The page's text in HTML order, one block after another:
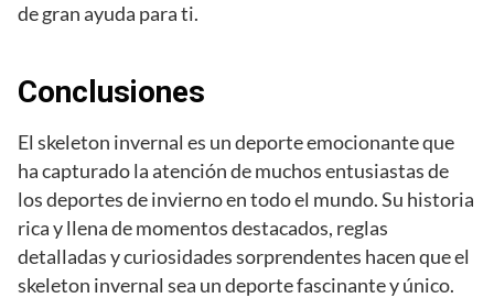
de gran ayuda para ti.
Conclusiones
El skeleton invernal es un deporte emocionante que
ha capturado la atención de muchos entusiastas de
los deportes de invierno en todo el mundo. Su historia
rica y llena de momentos destacados, reglas
detalladas y curiosidades sorprendentes hacen que el
skeleton invernal sea un deporte fascinante y único.